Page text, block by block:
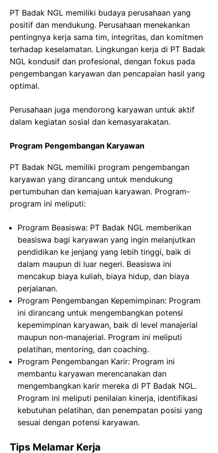
PT Badak NGL memiliki budaya perusahaan yang
positif dan mendukung. Perusahaan menekankan
pentingnya kerja sama tim, integritas, dan komitmen
terhadap keselamatan. Lingkungan kerja di PT Badak
NGL kondusif dan profesional, dengan fokus pada
pengembangan karyawan dan pencapaian hasil yang
optimal.
Perusahaan juga mendorong karyawan untuk aktif
dalam kegiatan sosial dan kemasyarakatan.
Program Pengembangan Karyawan
PT Badak NGL memiliki program pengembangan
karyawan yang dirancang untuk mendukung
pertumbuhan dan kemajuan karyawan. Program-
program ini meliputi:
Program Beasiswa: PT Badak NGL memberikan
beasiswa bagi karyawan yang ingin melanjutkan
pendidikan ke jenjang yang lebih tinggi, baik di
dalam maupun di luar negeri. Beasiswa ini
mencakup biaya kuliah, biaya hidup, dan biaya
perjalanan.
Program Pengembangan Kepemimpinan: Program
ini dirancang untuk mengembangkan potensi
kepemimpinan karyawan, baik di level manajerial
maupun non-manajerial. Program ini meliputi
pelatihan, mentoring, dan coaching.
Program Pengembangan Karir: Program ini
membantu karyawan merencanakan dan
mengembangkan karir mereka di PT Badak NGL.
Program ini meliputi penilaian kinerja, identifikasi
kebutuhan pelatihan, dan penempatan posisi yang
sesuai dengan potensi karyawan.
Tips Melamar Kerja